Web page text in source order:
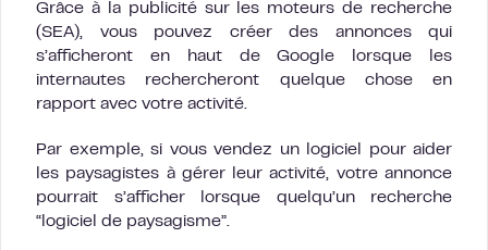
Grâce à la publicité sur les moteurs de recherche
(SEA), vous pouvez créer des annonces qui
s’afficheront en haut de Google lorsque les
internautes rechercheront quelque chose en
rapport avec votre activité.
Par exemple, si vous vendez un logiciel pour aider
les paysagistes à gérer leur activité, votre annonce
pourrait s’afficher lorsque quelqu’un recherche
“logiciel de paysagisme”.